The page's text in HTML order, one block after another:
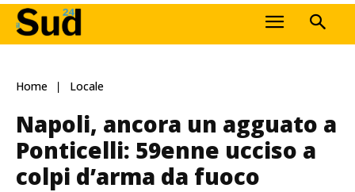
Home Locale
Napoli, ancora un agguato a
Ponticelli: 59enne ucciso a
colpi d’arma da fuoco